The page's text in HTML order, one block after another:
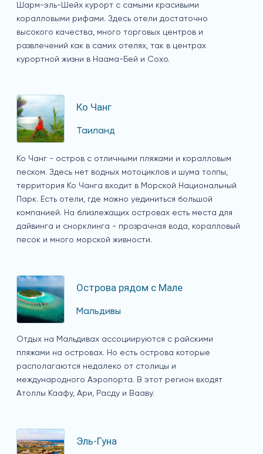
Шарм-эль-Шейх курорт с самыми красивыми
коралловыми рифами. Здесь отели достаточно
высокого качества, много торговых центров и
развлечений как в самих отелях, так в центрах
курортной жизни в Наама-Бей и Сохо.
Ко Чанг
Таиланд
Ко Чанг - остров с отличными пляжами и коралловым
песком. Здесь нет водных мотоциклов и шума толпы,
территория Ко Чанга входит в Морской Национальный
Парк. Есть отели, где можно уединиться большой
компанией. На близлежащих островах есть места для
дайвинга и снорклинга - прозрачная вода, коралловый
песок и много морской живности.
Острова рядом с Мале
Мальдивы
Отдых на Мальдивах ассоциируются с райскими
пляжами на островах. Но есть острова которые
располагаются недалеко от столицы и
международного Аэропорта. В этот регион входят
Атоллы Каафу, Ари, Расду и Вааву.
Эль-Гуна